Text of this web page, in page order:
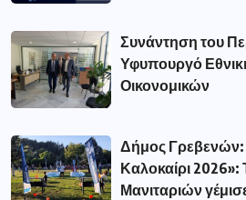
Συνάντηση του
Υφυπουργό
Οικονομικών
Δήμος Γρεβενών:
Καλοκαίρι
Μανιταριών